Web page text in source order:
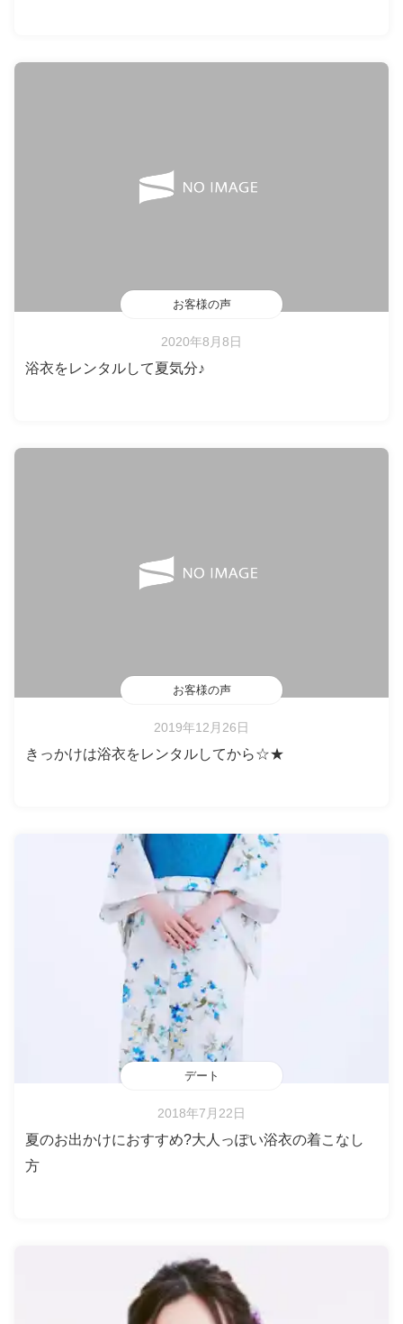
お客様の声
2020年8月8日
浴衣をレンタルして夏気分♪
お客様の声
2019年12月26日
きっかけは浴衣をレンタルしてから☆★
デート
2018年7月22日
夏のお出かけにおすすめ?大人っぽい浴衣の着こなし
方